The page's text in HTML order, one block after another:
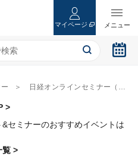
マイページ
日経オンラインセミナー（6ページ目）
>
&セミナーのおすすめイベントは
覧 >